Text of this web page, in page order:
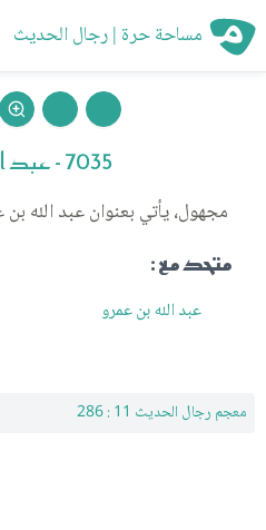
مساحة حرة | رجال الحديث
7035 - عبد الله بن عمر
مجهول، يأتي بعنوان عبد الله
متحد مع :
عبد الله بن عمرو
معجم رجال الحديث 11 : 286